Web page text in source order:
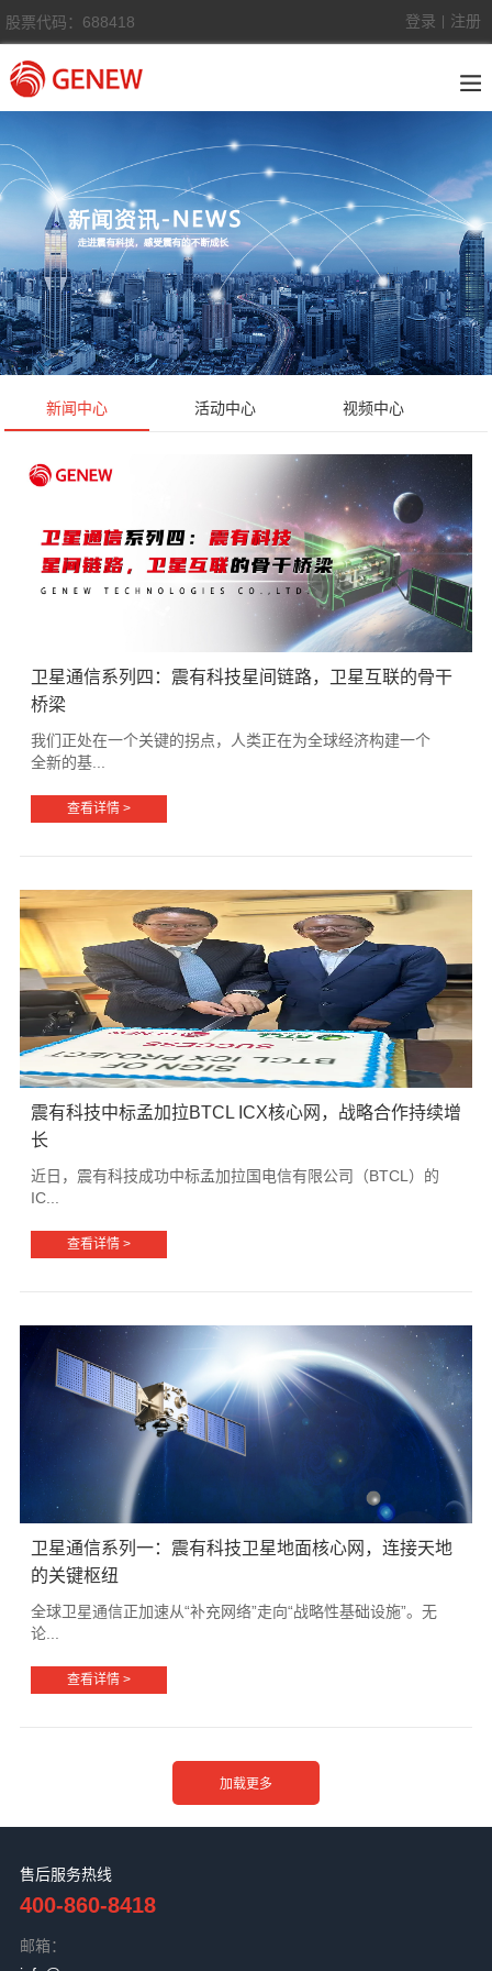
股票代码：688418 登录 注册
新闻中心 活动中心 视频中心
卫星通信系列四：震有科技星间链路，卫星互联的骨干
桥梁
我们正处在一个关键的拐点，人类正在为全球经济构建一个
全新的基...
查看详情 >
震有科技中标孟加拉BTCL ICX核心网，战略合作持续增
长
近日，震有科技成功中标孟加拉国电信有限公司（BTCL）的
IC...
查看详情 >
卫星通信系列一：震有科技卫星地面核心网，连接天地
的关键枢纽
全球卫星通信正加速从“补充网络”走向“战略性基础设施”。无
论...
查看详情 >
售后服务热线
400-860-8418
邮箱：